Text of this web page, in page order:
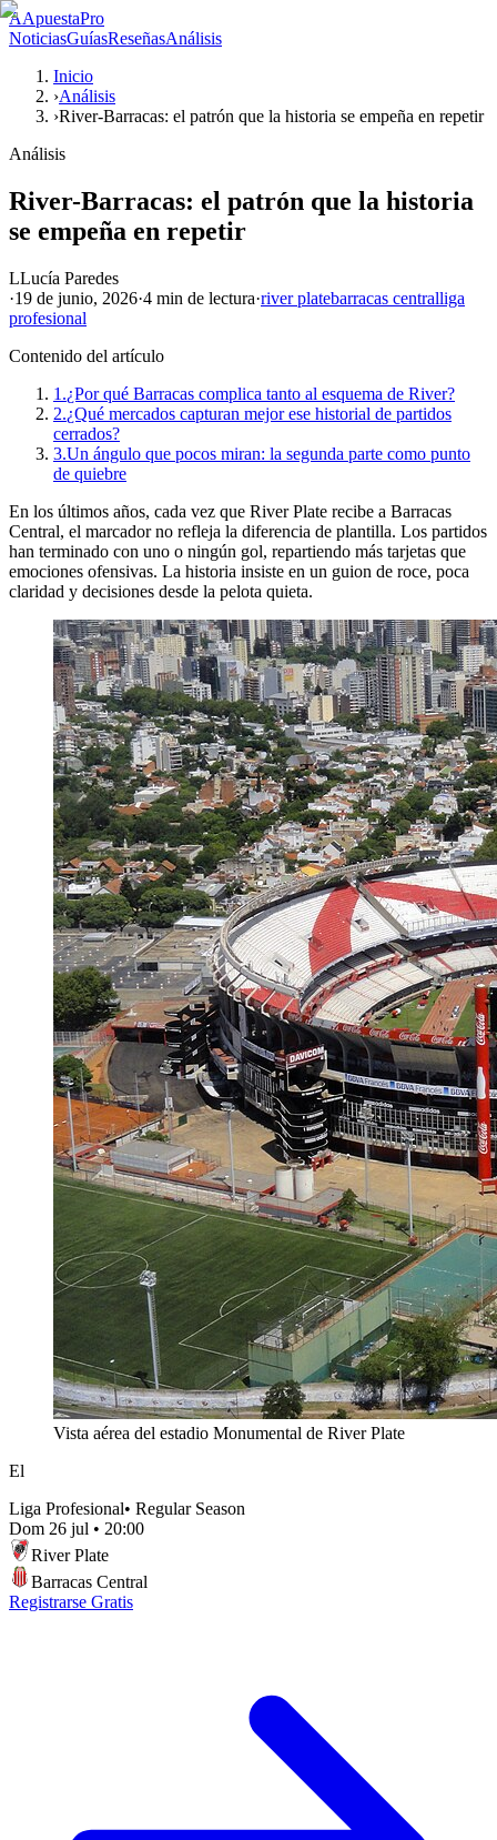
AApuestaPro
NoticiasGuíasReseñasAnálisis
Inicio
›Análisis
›River-Barracas: el patrón que la historia se empeña en repetir
Análisis
River-Barracas: el patrón que la historia
se empeña en repetir
LLucía Paredes
·19 de junio, 2026·4 min de lectura·river platebarracas centralliga
profesional
Contenido del artículo
1.¿Por qué Barracas complica tanto al esquema de River?
2.¿Qué mercados capturan mejor ese historial de partidos
cerrados?
3.Un ángulo que pocos miran: la segunda parte como punto
de quiebre
En los últimos años, cada vez que River Plate recibe a Barracas
Central, el marcador no refleja la diferencia de plantilla. Los partidos
han terminado con uno o ningún gol, repartiendo más tarjetas que
emociones ofensivas. La historia insiste en un guion de roce, poca
claridad y decisiones desde la pelota quieta.
Vista aérea del estadio Monumental de River Plate
El
Liga Profesional• Regular Season
Dom 26 jul • 20:00
River Plate
Barracas Central
Registrarse Gratis